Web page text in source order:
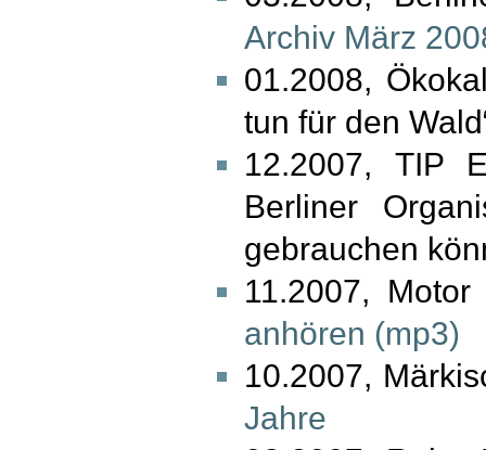
Archiv März
01.2008,
tun für den
12.2007, TIP
Berliner
gebrauchen
11.2007,
anhören (mp3)
10.2007,
Jahre